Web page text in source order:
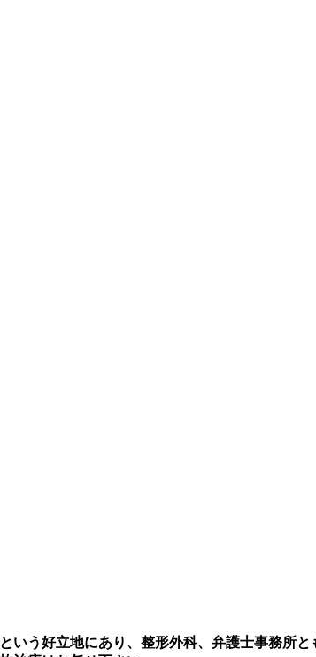
いう好立地にあり、整形外科、弁護士事務所